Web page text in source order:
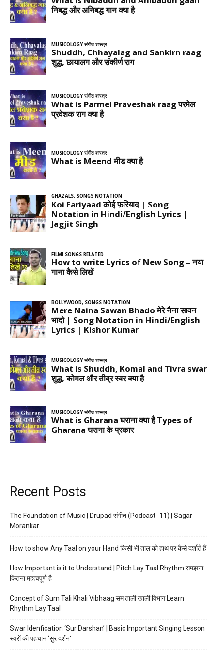
Recent Posts
The Foundation of Music | Drupad संगीत (Podcast -11) | Sagar
Morankar
How to show Any Taal on your Hand किसी भी ताल को हाथ पर कैसे दर्शाते हैं
How Important is it to Understand | Pitch Lay Taal Rhythm समझना
कितना महत्वपूर्ण है
Concept of Sum Tali Khali Vibhaag सम ताली खाली विभाग Learn
Rhythm Lay Taal
Swar Idenfication ‘Sur Darshan’ | Basic Important Singing Lesson
स्वरों की पहचान ‘सुर दर्शन’